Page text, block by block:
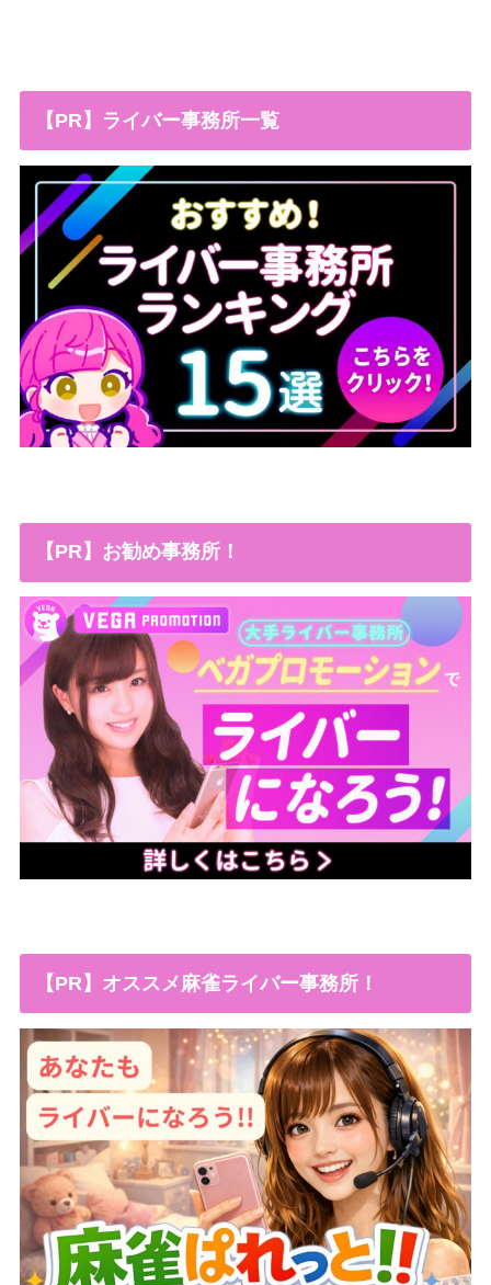
【PR】ライバー事務所一覧
【PR】お勧め事務所！
【PR】オススメ麻雀ライバー事務所！